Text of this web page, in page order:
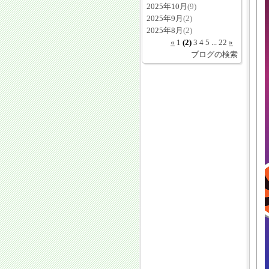
2025年10月 (9)
2025年9月 (2)
2025年8月 (2)
« 1 (2) 3 4 5 ... 22 »
ブログの検索